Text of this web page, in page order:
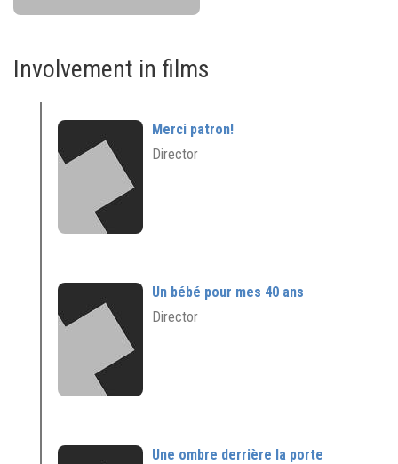
Involvement in films
Merci patron!
Director
Un bébé pour mes 40 ans
Director
Une ombre derrière la porte